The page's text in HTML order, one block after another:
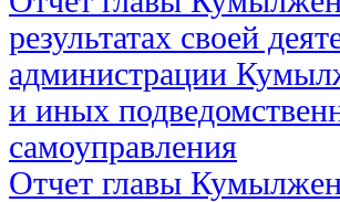
результатах своей
администрации
и иных
самоуправления
Отчет главы